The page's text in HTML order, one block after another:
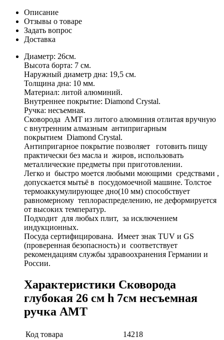
Описание
Отзывы о товаре
Задать вопрос
Доставка
Диаметр: 26см.
Высота борта: 7 см.
Наружный диаметр дна: 19,5 см.
Толщина дна: 10 мм.
Материал: литой алюминий.
Внутреннее покрытие: Diamond Crystal.
Ручка: несъемная.
Сковорода AMT из литого алюминия отлитая вручную
с внутренним алмазным антипригарным
покрытием Diamond Crystal.
Антипригарное покрытие позволяет готовить пищу
практически без масла и жиров, использовать
металлические предметы при приготовлении.
Легко и быстро моется любыми моющими средствами ,
допускается мытьё в посудомоечной машине. Толстое
термоаккумулирующее дно(10 мм) способствует
равномерному теплораспределению, не деформируется
от высоких температур.
Подходит для любых плит, за исключением
индукционных.
Посуда сертифицирована. Имеет знак TUV и GS
(проверенная безопасность) и соответствует
рекомендациям службы здравоохранения Германии и
России.
Характеристики Сковорода
глубокая 26 см h 7см несъемная
ручка AMT
Код товара
14218